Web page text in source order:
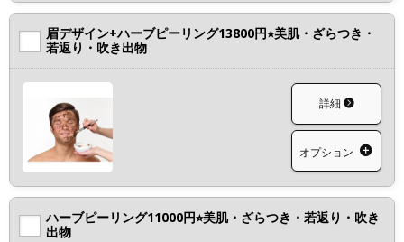
眉デザイン+ハーブピーリング13800円⭐︎美肌・ざらつき・
若返り・吹き出物
詳細
オプション
ハーブピーリング11000円⭐︎美肌・ざらつき・若返り・吹き
出物